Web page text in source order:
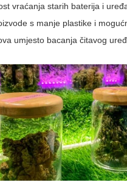
vraćanja starih baterija i
s manje plastike i
umjesto bacanja čitavog